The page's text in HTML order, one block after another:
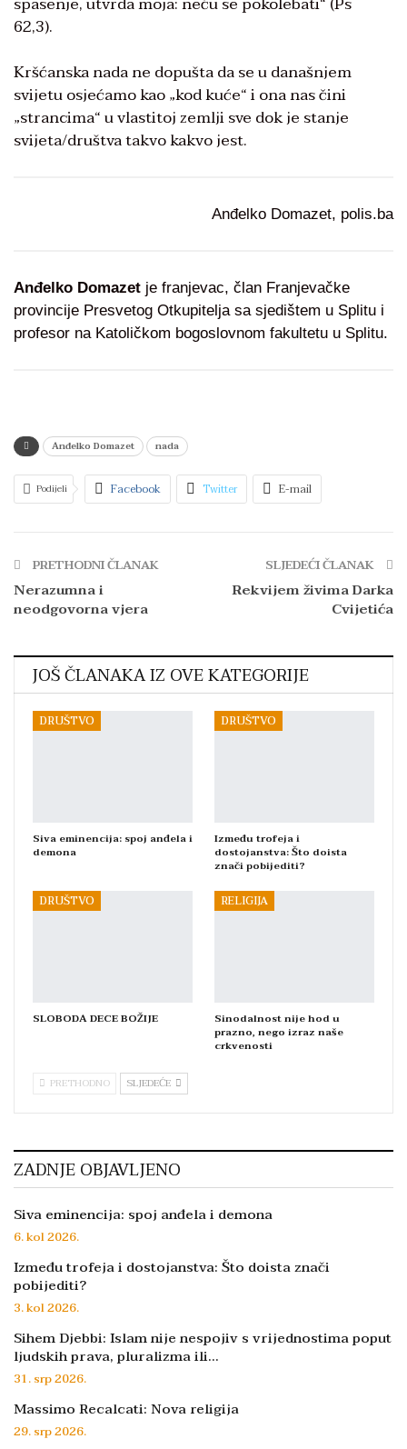
62,3).
Kršćanska nada ne dopušta da se u današnjem
svijetu osjećamo kao „kod kuće“ i ona nas čini
„strancima“ u vlastitoj zemlji sve dok je stanje
svijeta/društva takvo kakvo jest.
Anđelko Domazet, polis.ba
Anđelko Domazet je franjevac, član Franjevačke
provincije Presvetog Otkupitelja sa sjedištem u Splitu i
profesor na Katoličkom bogoslovnom fakultetu u Splitu.
Anđelko Domazet nada
Podijeli Facebook Twitter
E-mail
WhatsApp
Viber
PRETHODNI ČLANAK
Nerazumna i
neodgovorna vjera
SLJEDEĆI ČLANAK
Rekvijem živima Darka
Cvijetića
JOŠ ČLANAKA IZ OVE KATEGORIJE
DRUŠTVO
Siva eminencija: spoj anđela i
demona
DRUŠTVO
Između trofeja i
dostojanstva: Što doista
znači pobijediti?
DRUŠTVO
SLOBODA DECE BOŽIJE
RELIGIJA
Sinodalnost nije hod u
prazno, nego izraz naše
crkvenosti
PRETHODNO SLJEDEĆE
ZADNJE OBJAVLJENO
Siva eminencija: spoj anđela i demona
6. kol 2026.
Između trofeja i dostojanstva: Što doista znači
pobijediti?
3. kol 2026.
Sihem Djebbi: Islam nije nespojiv s vrijednostima poput
ljudskih prava, pluralizma ili…
31. srp 2026.
Massimo Recalcati: Nova religija
29. srp 2026.